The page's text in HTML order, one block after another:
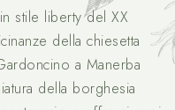
stile liberty del XX
della chiesetta
a Manerba
della borghesia